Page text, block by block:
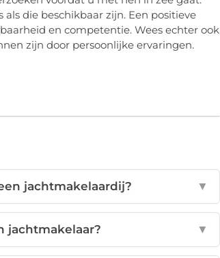
die beschikbaar zijn. Een positieve
en competentie. Wees echter ook
zijn door persoonlijke ervaringen.
jachtmakelaardij? ▼
jachtmakelaar? ▼